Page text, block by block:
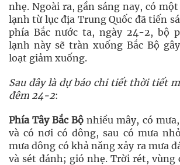
nhẹ. Ngoài ra, gần sáng nay, có
lạnh từ lục địa Trung Quốc đã tiến
phía Bắc nước ta, ngày 24-2, bộ
lạnh này sẽ tràn xuống Bắc Bộ
loạt giảm xuống.
Sau đây là dự báo chi tiết thời tiết
đêm 24-2:
Phía Tây Bắc Bộnhiều mây, có
và có nơi có dông, sau có mưa
mưa dông có khả năng xảy ra mưa
và sét đánh; gió nhẹ. Trời rét, vùng